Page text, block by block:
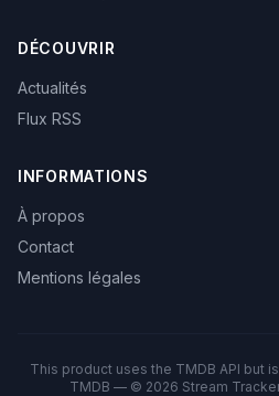
DÉCOUVRIR
Actualités
Flux RSS
INFORMATIONS
À propos
Contact
Mentions légales
This product uses the TMDB API but
TMDB — © 2026 Stream